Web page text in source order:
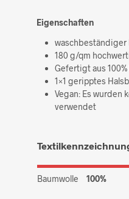
Eigenschaften
waschbeständiger
180 g/qm
Gefertigt aus
1×1 geripptes
Vegan: Es wurden
verwendet
Baumwolle 100%